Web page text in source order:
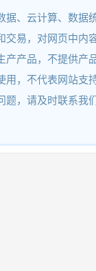
、云计算、数据
易，对网页中内
产产品，不提供产
用，不代表网站支
，请及时联系我